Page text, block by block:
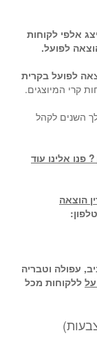
אלפי לקוחות
לפועל.
לפועל בקרית
קרי המיוצגים.
השנים לקהל
אלינו עוד
הוצאה
עפולה וטבריה
ללקוחות מכל